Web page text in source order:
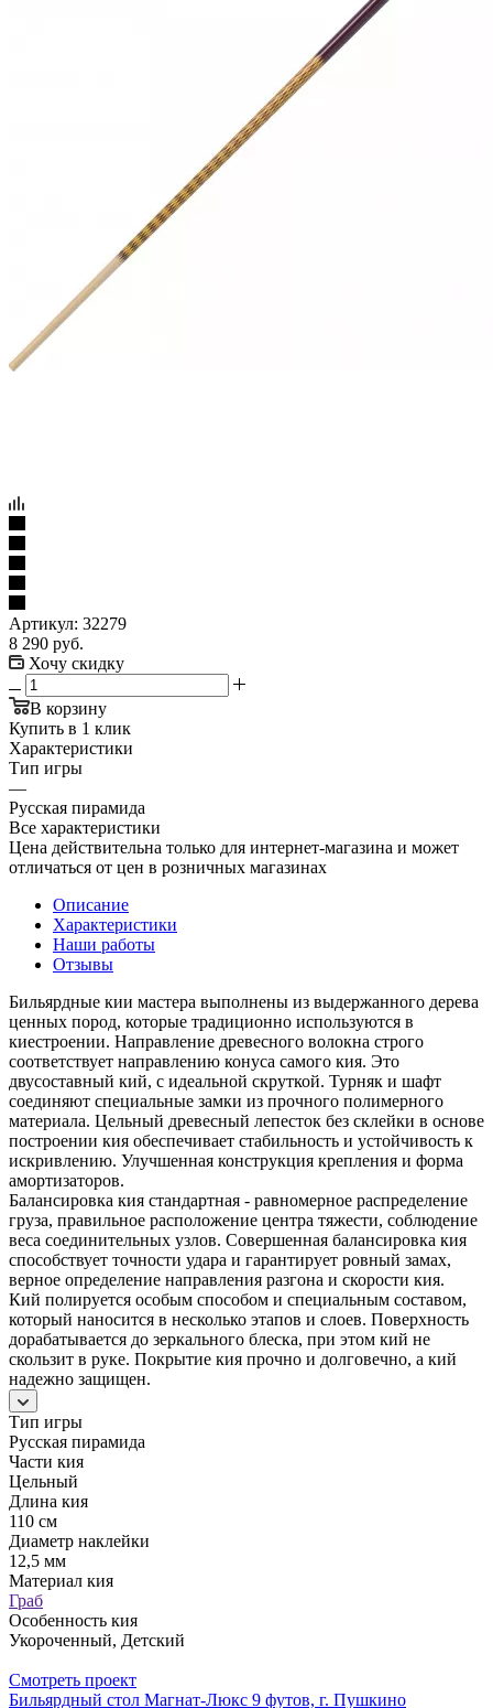
Артикул: 32279
8 290 руб.
Хочу скидку
В корзину
Купить в 1 клик
Характеристики
Тип игры
—
Русская пирамида
Все характеристики
Цена действительна только для интернет-магазина и может
отличаться от цен в розничных магазинах
Описание
Характеристики
Наши работы
Отзывы
Бильярдные кии мастера выполнены из выдержанного дерева
ценных пород, которые традиционно используются в
киестроении. Направление древесного волокна строго
соответствует направлению конуса самого кия. Это
двусоставный кий, с идеальной скруткой. Турняк и шафт
соединяют специальные замки из прочного полимерного
материала. Цельный древесный лепесток без склейки в основе
построении кия обеспечивает стабильность и устойчивость к
искривлению. Улучшенная конструкция крепления и форма
амортизаторов.
Балансировка кия стандартная - равномерное распределение
груза, правильное расположение центра тяжести, соблюдение
веса соединительных узлов. Совершенная балансировка кия
способствует точности удара и гарантирует ровный замах,
верное определение направления разгона и скорости кия.
Кий полируется особым способом и специальным составом,
который наносится в несколько этапов и слоев. Поверхность
дорабатывается до зеркального блеска, при этом кий не
скользит в руке. Покрытие кия прочно и долговечно, а кий
надежно защищен.
Тип игры
Русская пирамида
Части кия
Цельный
Длина кия
110 см
Диаметр наклейки
12,5 мм
Материал кия
Граб
Особенность кия
Укороченный, Детский
Смотреть проект
Бильярдный стол Магнат-Люкс 9 футов, г. Пушкино